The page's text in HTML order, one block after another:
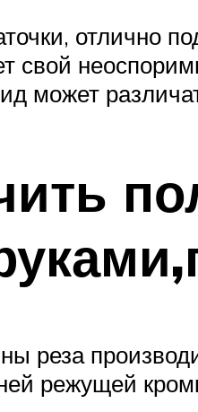
отлично
свой
может
реза
режущей